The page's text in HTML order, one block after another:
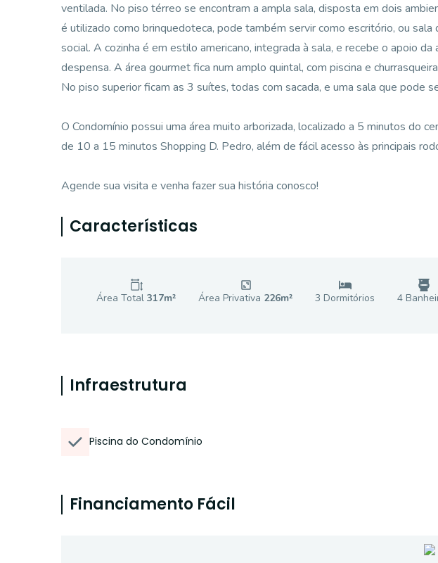
ventilada. No piso térreo se encontram a ampla sala, disposta em dois
é utilizado como brinquedoteca, pode também servir como escritório, ou sala
social. A cozinha é em estilo americano, integrada à sala, e recebe o apoio da
despensa. A área gourmet fica num amplo quintal, com piscina e
No piso superior ficam as 3 suítes, todas com sacada, e uma sala que pode
O Condomínio possui uma área muito arborizada, localizado a 5 minutos do
de 10 a 15 minutos Shopping D. Pedro, além de fácil acesso às principais
Agende sua visita e venha fazer sua história conosco!
Características
Área Total 317m² Área Privativa 226m² 3 Dormitórios 4
Infraestrutura
Piscina do Condomínio
Financiamento Fácil